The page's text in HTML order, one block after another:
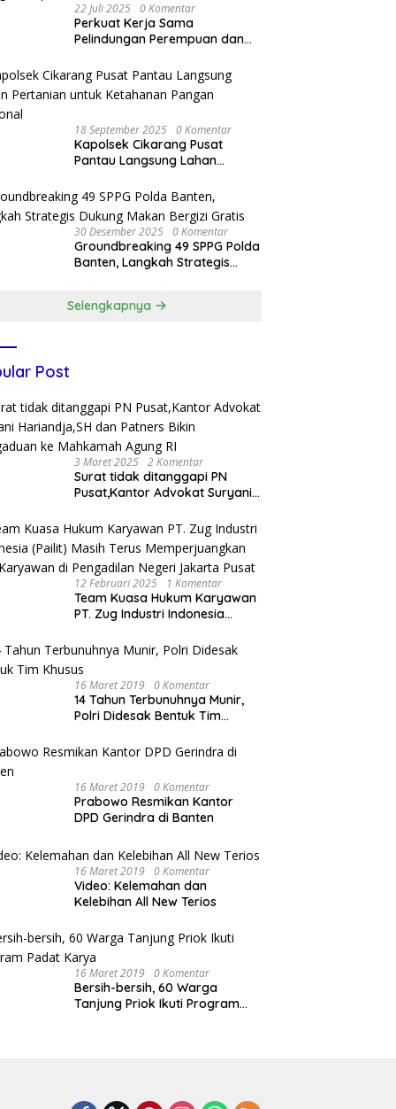
22 Juli 2025 0 Komentar
Perkuat Kerja Sama
Pelindungan Perempuan dan
Kunjungan Delegasi Kepolisian
nasional Korea Selatan
18 September 2025 0 Komentar
Kapolsek Cikarang Pusat
Pantau Langsung Lahan
Pangan Nasional
30 Desember 2025 0 Komentar
Groundbreaking 49 SPPG Polda
Banten, Langkah Strategis
Selengkapnya
Post
3 Maret 2025 2 Komentar
Surat tidak ditanggapi PN
Pusat,Kantor Advokat Suryani
Pengaduan ke Mahkamah
Agung RI
12 Februari 2025 1 Komentar
Team Kuasa Hukum Karyawan
PT. Zug Industri Indonesia
Memperjuangkan Hak
Karyawan di Pengadilan Negeri
Jakarta Pusat
16 Maret 2019 0 Komentar
14 Tahun Terbunuhnya Munir,
Polri Didesak Bentuk Tim
16 Maret 2019 0 Komentar
Prabowo Resmikan Kantor
DPD Gerindra di Banten
16 Maret 2019 0 Komentar
Video: Kelemahan dan
Kelebihan All New Terios
16 Maret 2019 0 Komentar
Bersih-bersih, 60 Warga
Tanjung Priok Ikuti Program